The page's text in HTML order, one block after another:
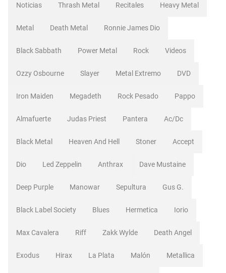
Noticias Thrash Metal Recitales Heavy Metal
Metal Death Metal Ronnie James Dio
Black Sabbath Power Metal Rock Videos
Ozzy Osbourne Slayer Metal Extremo DVD
Iron Maiden Megadeth Rock Pesado Pappo
Almafuerte Judas Priest Pantera Ac/dc
Black Metal Heaven And Hell Stoner Accept
Dio Led Zeppelin Anthrax Dave Mustaine
Deep Purple Manowar Sepultura Gus G.
Black Label Society Blues Hermetica Iorio
Max Cavalera Riff Zakk Wylde Death Angel
Exodus Hirax La Plata Malón Metallica